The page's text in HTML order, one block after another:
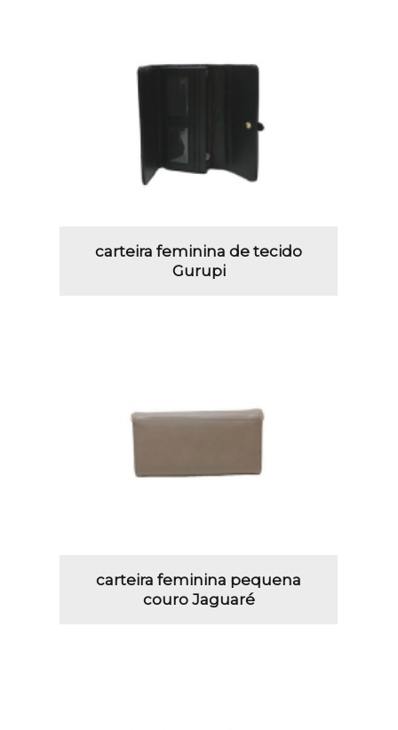
carteira feminina de tecido
Gurupi
carteira feminina pequena
couro Jaguaré